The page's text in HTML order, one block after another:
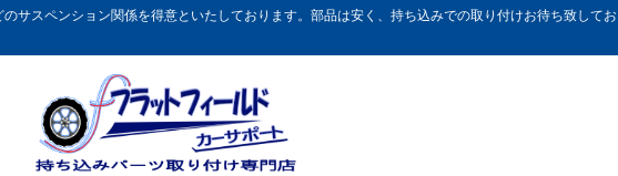
サスペンション関係を得意といたしております。部品は安く、持ち込みでの取り付けお待ち致して